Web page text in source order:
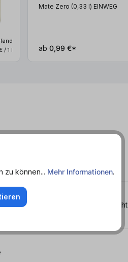
/ 1 l
Mate Zero (0,33 l) EINWEG
ab 0,99 €*
- Feinwürzig - Kalorienarm - Leicht
zu können... Mehr Informationen.